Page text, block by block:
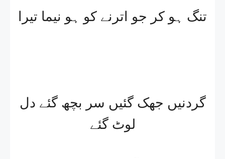
تنگ ہو کر جو اترنے کو ہو نیما تیرا
گردنیں جھک گئیں سر بچھ گئے دل
لوٹ گئے